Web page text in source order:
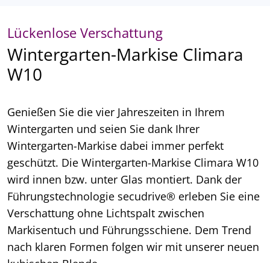
Lückenlose Verschattung
Wintergarten-Markise Climara
W10
Genießen Sie die vier Jahreszeiten in Ihrem
Wintergarten und seien Sie dank Ihrer
Wintergarten-Markise dabei immer perfekt
geschützt. Die Wintergarten-Markise Climara W10
wird innen bzw. unter Glas montiert. Dank der
Führungstechnologie secudrive® erleben Sie eine
Verschattung ohne Lichtspalt zwischen
Markisentuch und Führungsschiene. Dem Trend
nach klaren Formen folgen wir mit unserer neuen